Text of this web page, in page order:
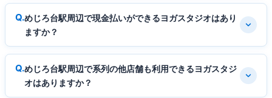
めじろ台駅周辺で現金払いができるヨガスタジオはあり
ますか？
めじろ台駅周辺で系列の他店舗も利用できるヨガスタジ
オはありますか？